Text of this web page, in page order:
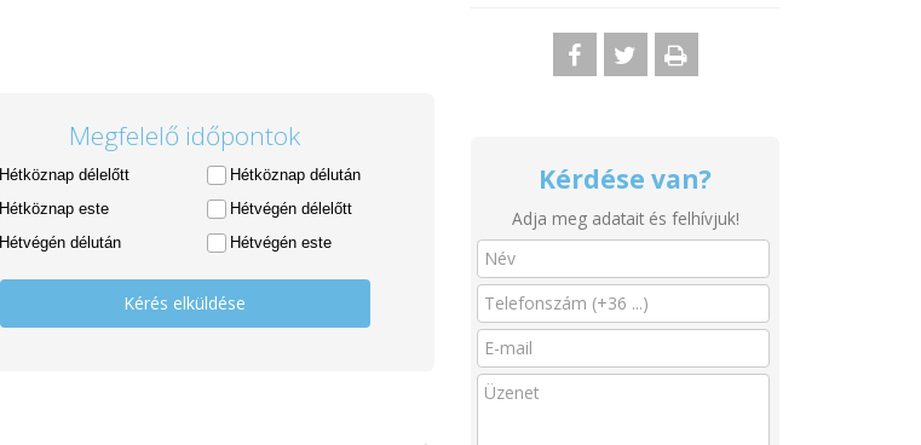
Megfelelő időpontok
Hétköznap délelőtt
Hétköznap délután
Hétköznap este
Hétvégén délelőtt
Hétvégén délután
Hétvégén este
Kérés elküldése
Kérdése van?
Adja meg adatait és felhívjuk!